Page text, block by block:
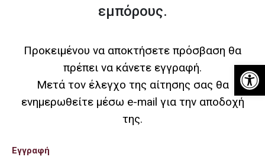
εμπόρους.
Προκειμένου να αποκτήσετε πρόσβαση θα
πρέπει να κάνετε εγγραφή.
Μετά τον έλεγχο της αίτησης σας θα
ενημερωθείτε μέσω e-mail για την αποδοχή
της.
Εγγραφή